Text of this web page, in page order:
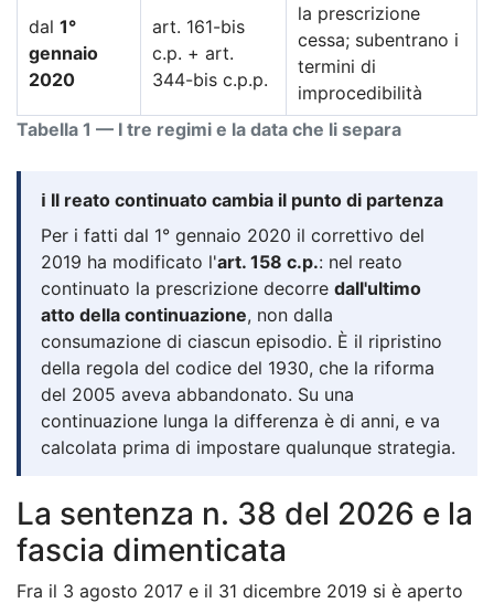
Tabella 1 — I tre regimi e la data che li separa
dal 1°
gennaio
2020
art. 161-bis
c.p. + art.
344-bis c.p.p.
la prescrizione
cessa; subentrano i
termini di
improcedibilità
ℹ️ Il reato continuato cambia il punto di partenza
Per i fatti dal 1° gennaio 2020 il correttivo del
2019 ha modificato l'art. 158 c.p.: nel reato
continuato la prescrizione decorre dall'ultimo
atto della continuazione, non dalla
consumazione di ciascun episodio. È il ripristino
della regola del codice del 1930, che la riforma
del 2005 aveva abbandonato. Su una
continuazione lunga la differenza è di anni, e va
calcolata prima di impostare qualunque strategia.
La sentenza n. 38 del 2026 e la
fascia dimenticata
Fra il 3 agosto 2017 e il 31 dicembre 2019 si è aperto